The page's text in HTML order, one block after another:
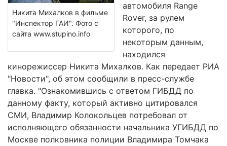
Никита Михалков в фильме
"Инcпектор ГАИ". Фото с
сайта www.stupino.info
автомобиля Range
Rover, за рулем
которого, по
некоторым данным,
находился
кинорежиссер Никита Михалков. Как передает РИА
"Новости", об этом сообщили в пресс-службе
главка. "Ознакомившись с ответом ГИБДД по
данному факту, который активно цитировался
СМИ, Владимир Колокольцев потребовал от
исполняющего обязанности начальника УГИБДД по
Москве полковника полиции Владимира Томчака